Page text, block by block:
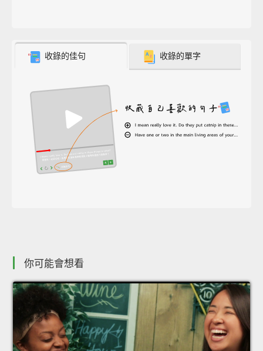
收錄的佳句 收錄的單字
你可能會想看